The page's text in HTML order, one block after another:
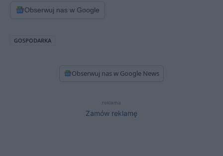
Obserwuj nas w Google
GOSPODARKA
Obserwuj nas w Google News
reklama
Zamów reklamę